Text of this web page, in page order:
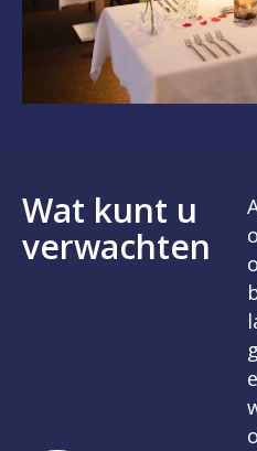
Wat kunt u
verwachten